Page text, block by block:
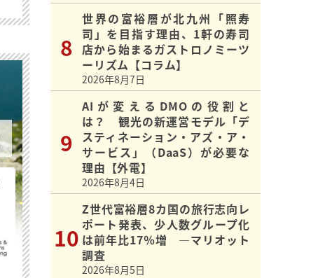
世界の富裕層が北九州「照寿
司」を目指す理由、1軒の寿司
店から始まるガストロノミーツ
ーリズム【コラム】
2026年8月7日
AIが変えるDMOの役割と
は？ 観光の新運営モデル「デ
スティネーション・アズ・ア・
サービス」（DaaS）が必要な
理由【外電】
2026年8月4日
Z世代富裕層8カ国の旅行志向レ
ポート発表、少人数グループ化
は前年比17％増 ―マリオット
調査
2026年8月5日